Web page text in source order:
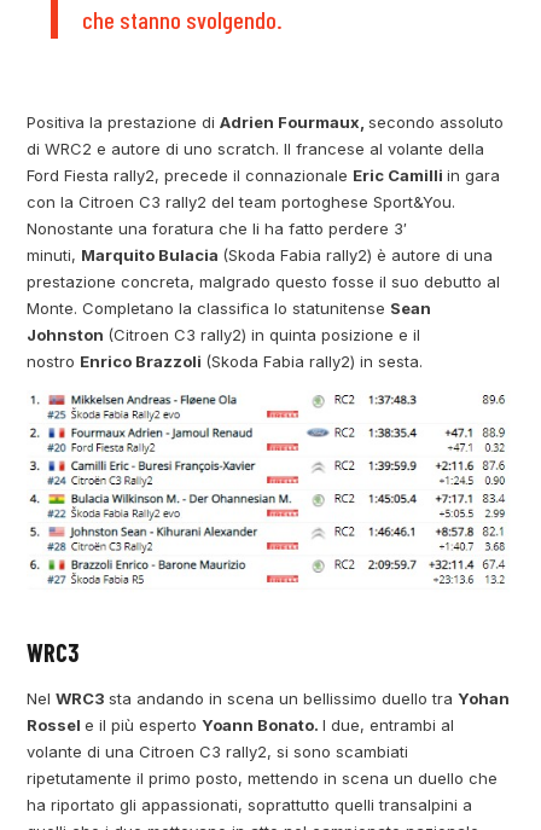
che stanno svolgendo.
Positiva la prestazione diAdrien Fourmaux,secondo assoluto
di WRC2 e autore di uno scratch. Il francese al volante della
Ford Fiesta rally2, precede il connazionale Eric Camilliin gara
con la Citroen C3 rally2 del team portoghese Sport&You.
Nonostante una foratura che li ha fatto perdere 3′
minuti, Marquito Bulacia (Skoda Fabia rally2) è autore di una
prestazione concreta, malgrado questo fosse il suo debutto al
Monte. Completano la classifica lo statunitense Sean
Johnston (Citroen C3 rally2) in quinta posizione e il
nostro Enrico Brazzoli (Skoda Fabia rally2) in sesta.
WRC3
NelWRC3sta andando in scena un bellissimo duello traYohan
Rossele il più espertoYoann Bonato.I due, entrambi al
volante di una Citroen C3 rally2, si sono scambiati
ripetutamente il primo posto, mettendo in scena un duello che
ha riportato gli appassionati, soprattutto quelli transalpini a